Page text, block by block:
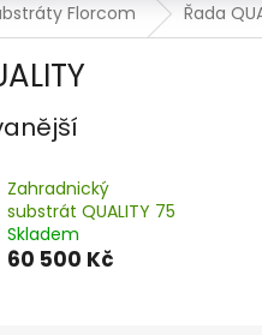
Florcom Řada
Zahradnický
substrát QUALITY 75
Skladem
60 500 Kč